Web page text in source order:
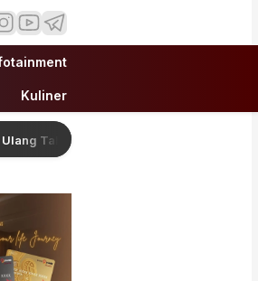
Kuliner
Romantis untuk Fery Farhati, Ungkap